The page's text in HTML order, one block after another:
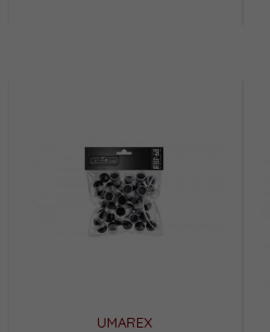
UMAREX